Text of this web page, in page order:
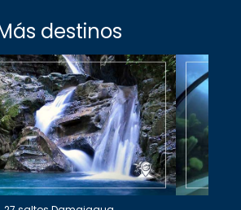
destinos